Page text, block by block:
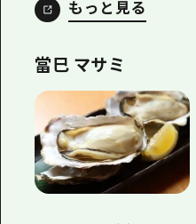
もっと見る
當巳 マサミ